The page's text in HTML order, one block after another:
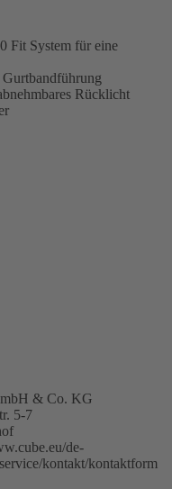
Fit System für eine
Rücklicht
& Co. KG
5-7
de-
kontakt/kontaktform